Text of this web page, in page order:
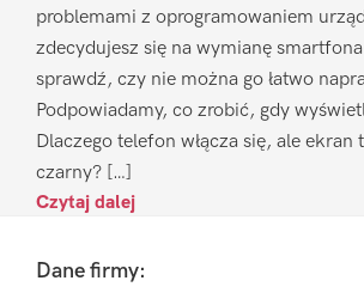
problemami z oprogramowaniem
zdecydujesz się na wymianę
sprawdź, czy nie można go łatwo
Podpowiadamy, co zrobić, gdy
Dlaczego telefon włącza się, ale ekran
czarny? […]
Czytaj dalej
FooterDane firmy: